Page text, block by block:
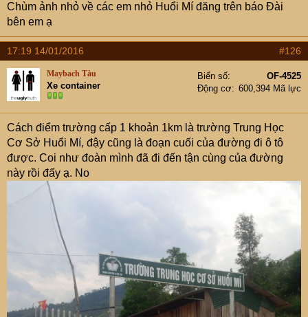
Chùm ảnh nhỏ về các em nhỏ Huổi Mí đăng trên báo Đài
bên em ạ
17:19 14/01/2016 #126
Maybach Tàu
Xe container
Biển số
OF-4525
Động cơ
600,394 Mã lực
Cách điểm trường cấp 1 khoản 1km là trường Trung Học
Cơ Sở Huổi Mí, đậy cũng là đoạn cuối của đường đi ô tô
được. Coi như đoàn mình đã đi đến tận cùng của đường
này rồi đấy ạ. No